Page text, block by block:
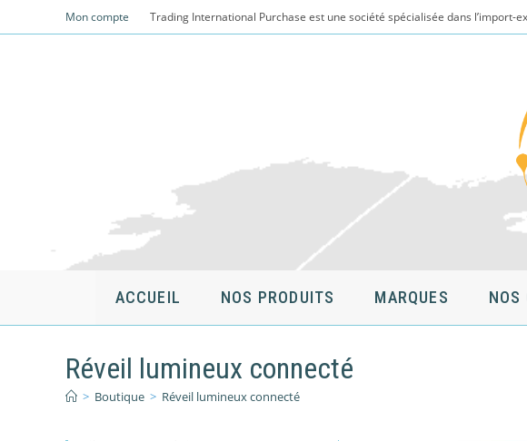
to
Mon compte Trading International Purchase est une société spécialisée dans l’import-
ACCUEIL NOS PRODUITS MARQUES NOS
Réveil lumineux connecté
> Boutique > Réveil lumineux connecté